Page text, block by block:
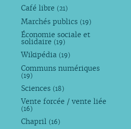
Café libre (21)
Marchés publics (19)
Économie sociale et
solidaire (19)
Wikipédia (19)
Communs numériques
(19)
Sciences (18)
Vente forcée / vente liée
(16)
Chapril (16)